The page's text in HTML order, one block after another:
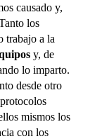
causado y,
los
trabajo a la
y, de
lo imparto.
desde otro
mismos los
con los